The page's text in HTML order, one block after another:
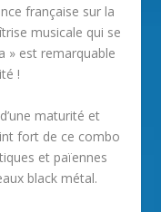
française sur la
musicale qui se
» est remarquable
!
maturité et
fort de ce combo
et païennes
black métal.